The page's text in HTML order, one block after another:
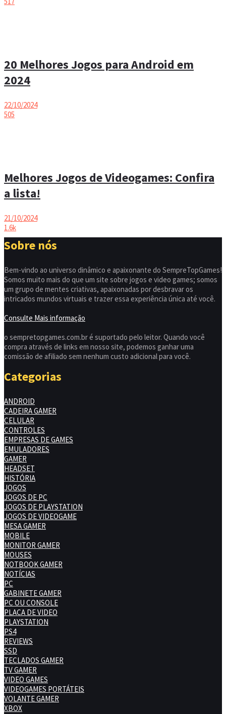
20 Melhores Jogos para Android em
2024
22/10/2024
505
Melhores Jogos de Videogames: Confira
a lista!
21/10/2024
1.6k
Sobre nós
Bem-vindo ao universo dinâmico e apaixonante do SempreTopGames!
Somos muito mais do que um site sobre jogos e video games; somos
um grupo de mentes criativas, apaixonadas por desbravar os
intricados mundos virtuais e trazer essa experiência única até você.
Consulte Mais informação
o sempretopgames.com.br é suportado pelo leitor. Quando você
compra através de links em nosso site, podemos ganhar uma
comissão de afiliado sem nenhum custo adicional para você.
Categorias
ANDROID
CADEIRA GAMER
CELULAR
CONTROLES
EMPRESAS DE GAMES
EMULADORES
GAMER
HEADSET
HISTÓRIA
JOGOS
JOGOS DE PC
JOGOS DE PLAYSTATION
JOGOS DE VIDEOGAME
MESA GAMER
MOBILE
MONITOR GAMER
MOUSES
NOTBOOK GAMER
NOTÍCIAS
PC
GABINETE GAMER
PC OU CONSOLE
PLACA DE VIDEO
PLAYSTATION
PS4
REVIEWS
SSD
TECLADOS GAMER
TV GAMER
VIDEO GAMES
VIDEOGAMES PORTÁTEIS
VOLANTE GAMER
XBOX